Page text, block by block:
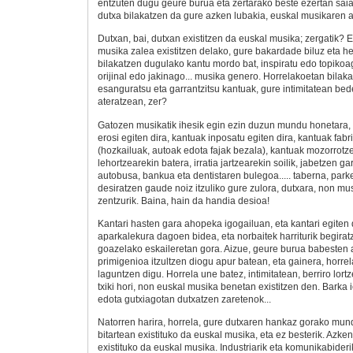
entzuten dugu geure burua eta zertarako beste ezertan
dutxa bilakatzen da gure azken lubakia, euskal musikaren
Dutxan, bai, dutxan existitzen da euskal musika; zergatik?
musika zalea existitzen delako, gure bakardade biluz eta
bilakatzen dugulako kantu mordo bat, inspiratu edo
orijinal edo jakinago... musika genero. Horrelakoetan
esanguratsu eta garrantzitsu kantuak, gure intimitatean
ateratzean, zer?
Gatozen musikatik ihesik egin ezin duzun mundu
erosi egiten dira, kantuak inposatu egiten dira, kantuak
(hozkailuak, autoak edota fajak bezala), kantuak
lehortzearekin batera, irratia jartzearekin soilik, jabetzen
autobusa, bankua eta dentistaren bulegoa..... taberna,
desiratzen gaude noiz itzuliko gure zulora, dutxara, non
zentzurik. Baina, hain da handia desioa!
Kantari hasten gara ahopeka igogailuan, eta kantari egiten
aparkalekura dagoen bidea, eta norbaitek harriturik
goazelako eskaileretan gora. Aizue, geure burua babesten
primigenioa itzultzen diogu apur batean, eta gainera,
laguntzen digu. Horrela une batez, intimitatean, berriro
txiki hori, non euskal musika benetan existitzen den. Barka
edota gutxiagotan dutxatzen zaretenok...
Natorren harira, horrela, gure dutxaren hankaz gorako
bitartean existituko da euskal musika, eta ez besterik.
existituko da euskal musika. Industriarik eta